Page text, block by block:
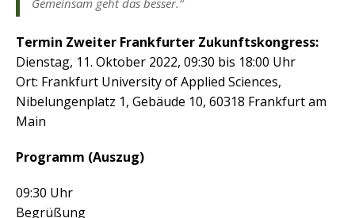
Gemeinsam geht das besser.“
Termin Zweiter Frankfurter Zukunftskongress:
Dienstag, 11. Oktober 2022, 09:30 bis 18:00 Uhr
Ort: Frankfurt University of Applied Sciences,
Nibelungenplatz 1, Gebäude 10, 60318 Frankfurt am
Main
Programm (Auszug)
09:30 Uhr
Begrüßung